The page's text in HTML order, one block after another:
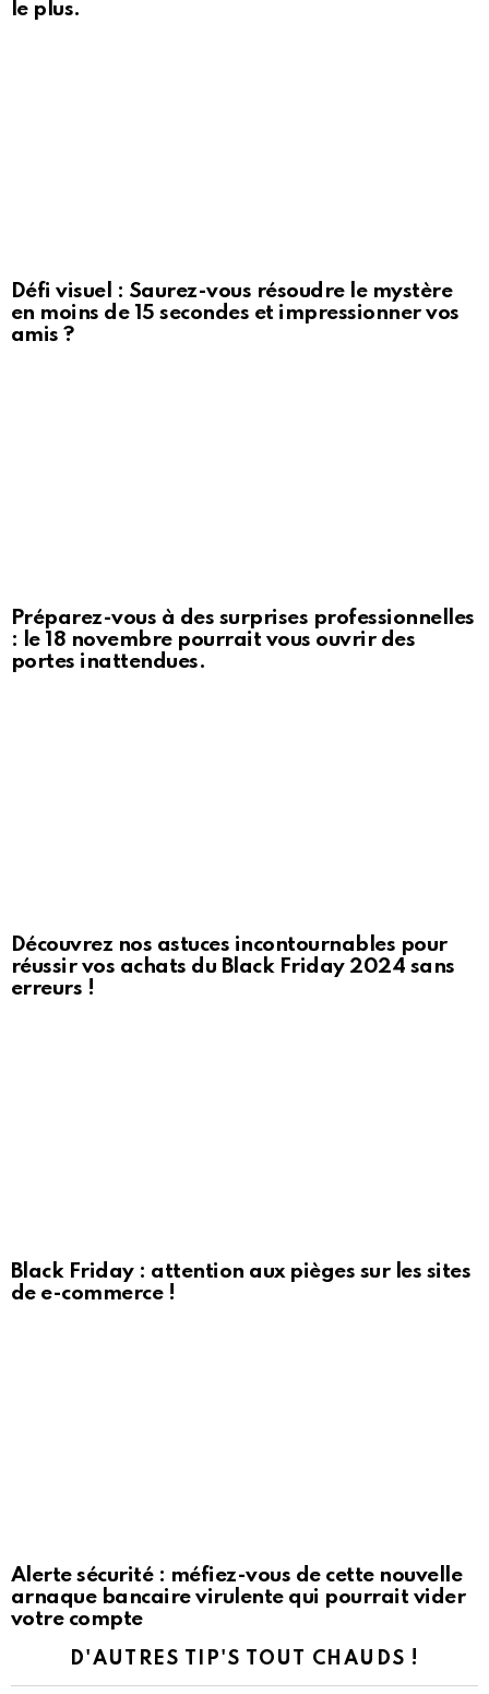
le plus.
Défi visuel : Saurez-vous résoudre le mystère
en moins de 15 secondes et impressionner vos
amis ?
Préparez-vous à des surprises professionnelles
: le 18 novembre pourrait vous ouvrir des
portes inattendues.
Découvrez nos astuces incontournables pour
réussir vos achats du Black Friday 2024 sans
erreurs !
Black Friday : attention aux pièges sur les sites
de e-commerce !
Alerte sécurité : méfiez-vous de cette nouvelle
arnaque bancaire virulente qui pourrait vider
votre compte
D'AUTRES TIP'S TOUT CHAUDS !